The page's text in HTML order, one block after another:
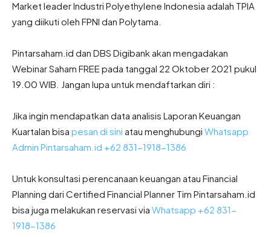
Market leader Industri Polyethylene Indonesia adalah TPIA
yang diikuti oleh FPNI dan Polytama.
Pintarsaham.id dan DBS Digibank akan mengadakan
Webinar Saham FREE pada tanggal 22 Oktober 2021 pukul
19.00 WIB. Jangan lupa untuk mendaftarkan diri :
Jika ingin mendapatkan data analisis Laporan Keuangan
Kuartalan bisa pesan di sini atau menghubungi Whatsapp
Admin Pintarsaham.id +62 831-1918-1386
Untuk konsultasi perencanaan keuangan atau Financial
Planning dari Certified Financial Planner Tim Pintarsaham.id
bisa juga melakukan reservasi via Whatsapp +62 831-
1918-1386